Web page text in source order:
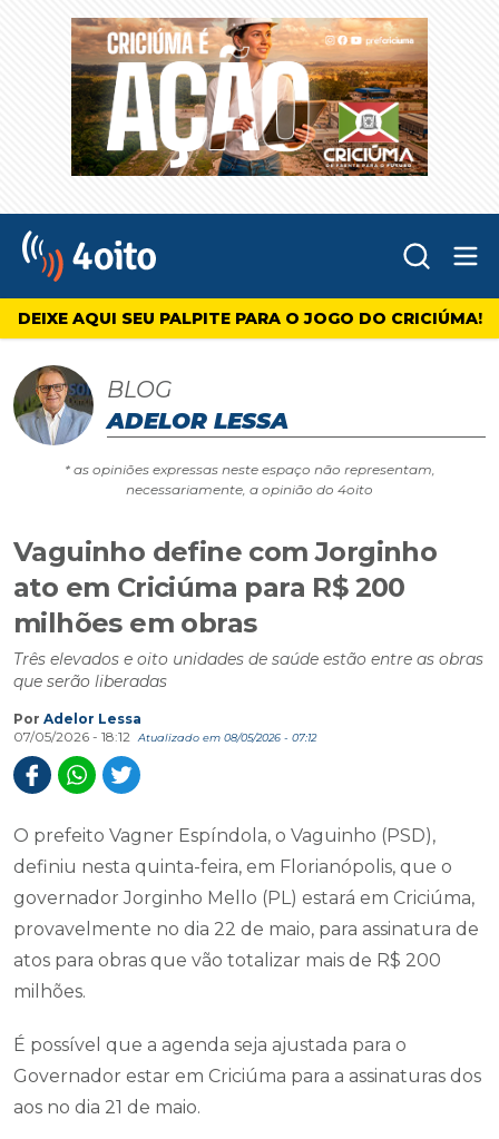
4oito
DEIXE AQUI SEU PALPITE PARA O JOGO DO CRICIÚMA!
BLOG
ADELOR LESSA
* as opiniões expressas neste espaço não representam,
necessariamente, a opinião do 4oito
Vaguinho define com Jorginho
ato em Criciúma para R$ 200
milhões em obras
Três elevados e oito unidades de saúde estão entre as obras
que serão liberadas
Por Adelor Lessa
07/05/2026 - 18:12
Atualizado em 08/05/2026 - 07:12
O prefeito Vagner Espíndola, o Vaguinho (PSD),
definiu nesta quinta-feira, em Florianópolis, que o
governador Jorginho Mello (PL) estará em Criciúma,
provavelmente no dia 22 de maio, para assinatura de
atos para obras que vão totalizar mais de R$ 200
milhões.
É possível que a agenda seja ajustada para o
Governador estar em Criciúma para a assinaturas dos
aos no dia 21 de maio.